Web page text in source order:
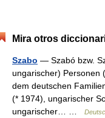
Mira otros
Szabo — Szabó bzw.
ungarischer) Personen
dem deutschen
(* 1974), ungarischer
ungarischer… …